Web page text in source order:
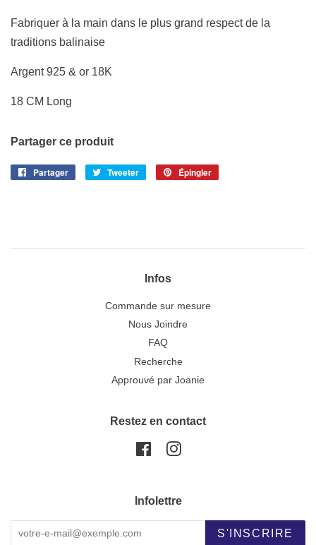
Fabriquer à la main dans le plus grand respect de la
traditions balinaise
Argent 925 & or 18K
18 CM Long
Partager ce produit
Partager
PartagerTweeter
Tweeter
Épingler
Infos
Commande sur mesure
Nous Joindre
FAQ
Recherche
Approuvé par Joanie
Restez en contact
FacebookInstagram
Infolettre
S'INSCRIRE